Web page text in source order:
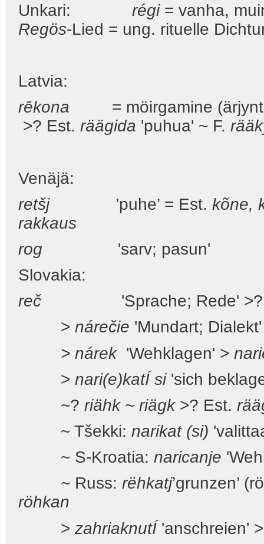
Unkari: régi= vanha,
Regös-Lied = ung. rituelle
Latvia:
rēkona = möirgamine
>? Est. räägida 'puhua' ~ F.
Venäjä:
retšj
’puhe’ = Est. kõne,
rakkaus
rog 'sarv; pasun'
Slovakia:
reč 'Sprache; Rede' >?
> nárečie 'Mundart;
> nárek'Wehklagen' >
> nari(e)katÍ si'sich
~? riähk ~ riägk>? Est.
~ Tšekki: narikat (si)
~ S-Kroatia: naricanje
~ Russ: rëhkatj’grunzen’
röhkan
> zahriaknutÍ 'anschreien'